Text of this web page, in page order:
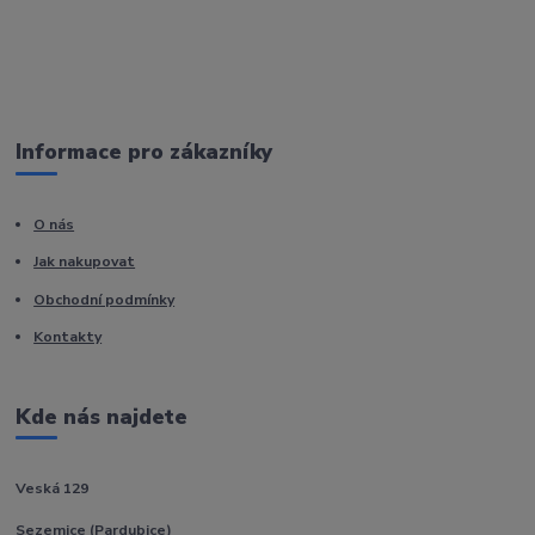
Informace pro zákazníky
O nás
Jak nakupovat
Obchodní podmínky
Kontakty
Kde nás najdete
Veská 129
Sezemice (Pardubice)